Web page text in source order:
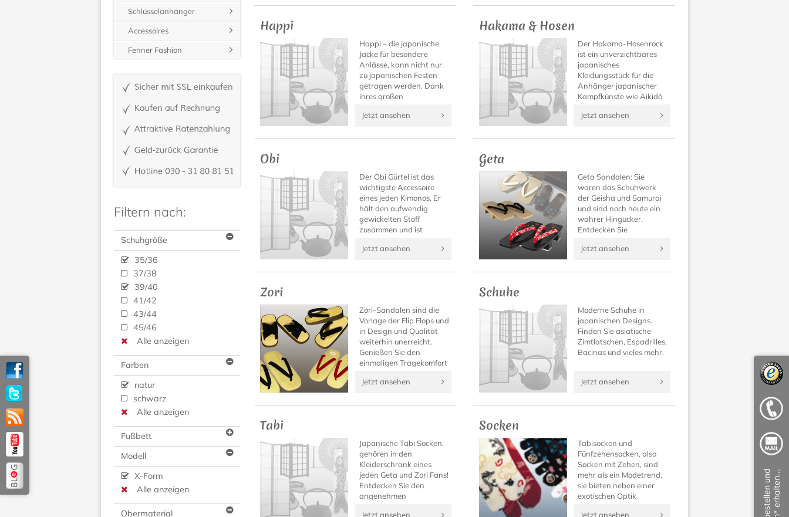
Kleidungsstücks aus
Happi
Happi – die japanische
Jacke für besondere
Anlässe, kann nicht nur
zu japanischen Festen
getragen werden. Dank
ihres großen
auch zu anderen
Blickfang.
Jetzt ansehen
Hakama & Hosen
Der Hakama-Hosenrock
ist ein unverzichtbares
japanisches
Kleidungsstück für die
Anhänger japanischer
Kampfkünste wie Aikidō
selbst ein komplettes,
Outfit besitzen möchten.
Jetzt ansehen
Obi
Der Obi Gürtel ist das
wichtigste Accessoire
eines jeden Kimonos. Er
hält den aufwendig
gewickelten Stoff
zusammen und ist
besonderer Blickfang
Teil eines Kimono Outfits.
Jetzt ansehen
Geta
Geta Sandalen: Sie
waren das Schuhwerk
der Geisha und Samurai
und sind noch heute ein
wahrer Hingucker.
Entdecken Sie
Schuhe neu und
Kimono Outfit auf
Jetzt ansehen
Zori
Zori-Sandalen sind die
Vorlage der Flip Flops und
in Design und Qualität
weiterhin unerreicht.
Genießen Sie den
einmaligen Tragekomfort
Sandalen draußen im
eleganter Hausschuh
Jetzt ansehen
Schuhe
Moderne Schuhe in
japanischen Designs.
Finden Sie asiatische
Zimtlatschen, Espadrilles,
Bacinas und vieles mehr.
Jetzt ansehen
Tabi
Japanische Tabi Socken,
gehören in den
Kleiderschrank eines
jeden Geta und Zori Fans!
Entdecken Sie den
angenehmen
Jetzt ansehen
Socken
Tabisocken und
Fünfzehensocken, also
Socken mit Zehen, sind
mehr als ein Modetrend,
sie bieten neben einer
exotischen Optik
Jetzt ansehen
Schlüsselanhänger
Accessoires
Fenner Fashion
Filtern nach:
Schuhgröße
35/36
37/38
39/40
41/42
43/44
45/46
Alle anzeigen
Farben
natur
schwarz
Alle anzeigen
Fußbett
Modell
X-Form
Alle anzeigen
Obermaterial